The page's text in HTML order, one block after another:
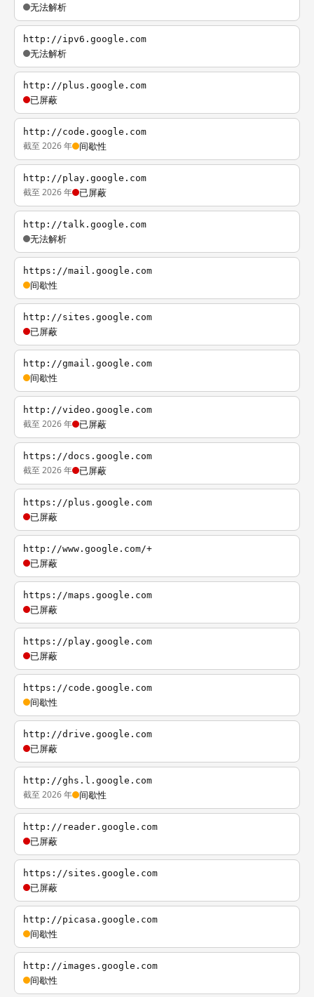
无法解析
http://ipv6.google.com
无法解析
http://plus.google.com
已屏蔽
http://code.google.com
截至 2026 年 间歇性
http://play.google.com
截至 2026 年 已屏蔽
http://talk.google.com
无法解析
https://mail.google.com
间歇性
http://sites.google.com
已屏蔽
http://gmail.google.com
间歇性
http://video.google.com
截至 2026 年 已屏蔽
https://docs.google.com
截至 2026 年 已屏蔽
https://plus.google.com
已屏蔽
http://www.google.com/+
已屏蔽
https://maps.google.com
已屏蔽
https://play.google.com
已屏蔽
https://code.google.com
间歇性
http://drive.google.com
已屏蔽
http://ghs.l.google.com
截至 2026 年 间歇性
http://reader.google.com
已屏蔽
https://sites.google.com
已屏蔽
http://picasa.google.com
间歇性
http://images.google.com
间歇性